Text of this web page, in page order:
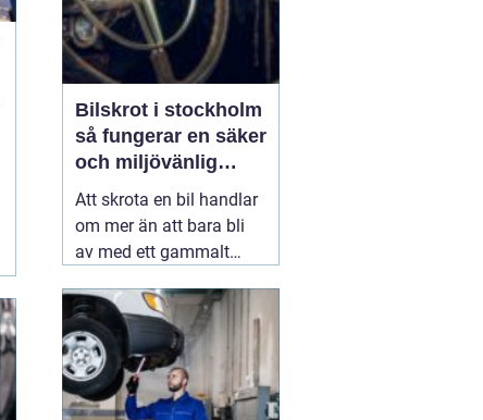
Bilskrot i stockholm
så fungerar en säker
och miljövänlig
skrotning
Att skrota en bil handlar
om mer än att bara bli
av med ett gammalt
skrotning frigör plats,
minskar miljöpåverkan
och gör att värdefulla
resurser kan användas
igen. För den som söker